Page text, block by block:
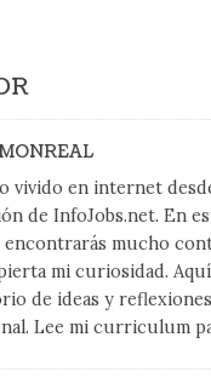
vivido en internet
de InfoJobs.net. En
encontrarás mucho
mi curiosidad.
de ideas y reflexiones
Lee mi curriculum